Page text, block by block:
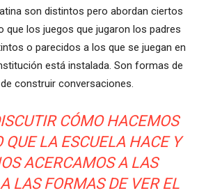
son distintos pero abordan ciertos
que los juegos que jugaron los padres
o parecidos a los que se juegan en
está instalada. Son formas de
construir conversaciones.
CÓMO HACEMOS
QUE LA ESCUELA HACE Y
ACERCAMOS A LAS
LAS FORMAS DE VER EL